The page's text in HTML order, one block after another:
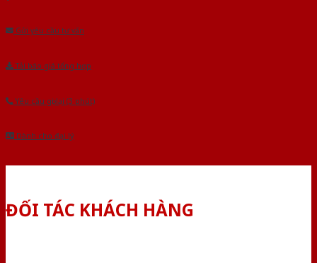
Gửi yêu cầu tư vấn
Tải báo giá tổng hợp
Yêu cầu gọi lại (3 phút)
Dành cho đại lý
ĐỐI TÁC KHÁCH HÀNG